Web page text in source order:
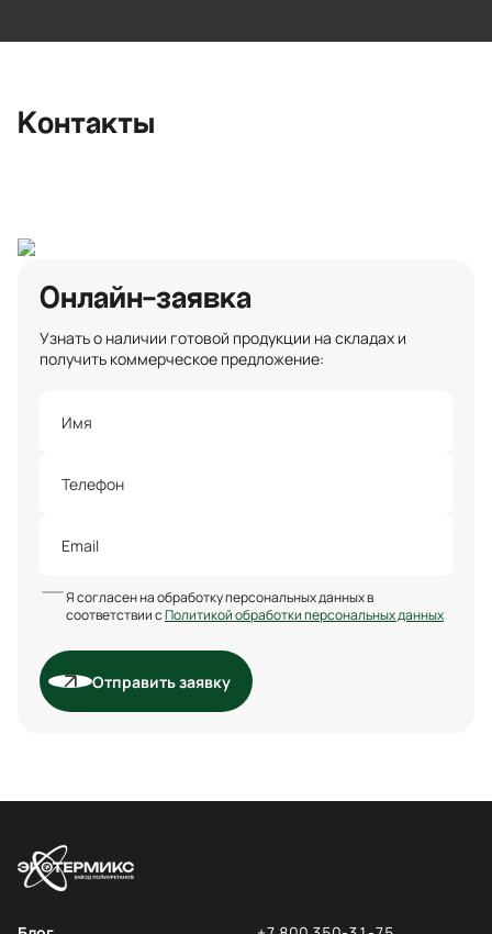
Контактыopt@ecotermix.ru
Онлайн-заявка
Узнать о наличии готовой продукции на складах и
получить коммерческое предложение:
Я согласен на обработку персональных данных в
соответствии сПолитикой обработки персональных данных
Отправить заявку